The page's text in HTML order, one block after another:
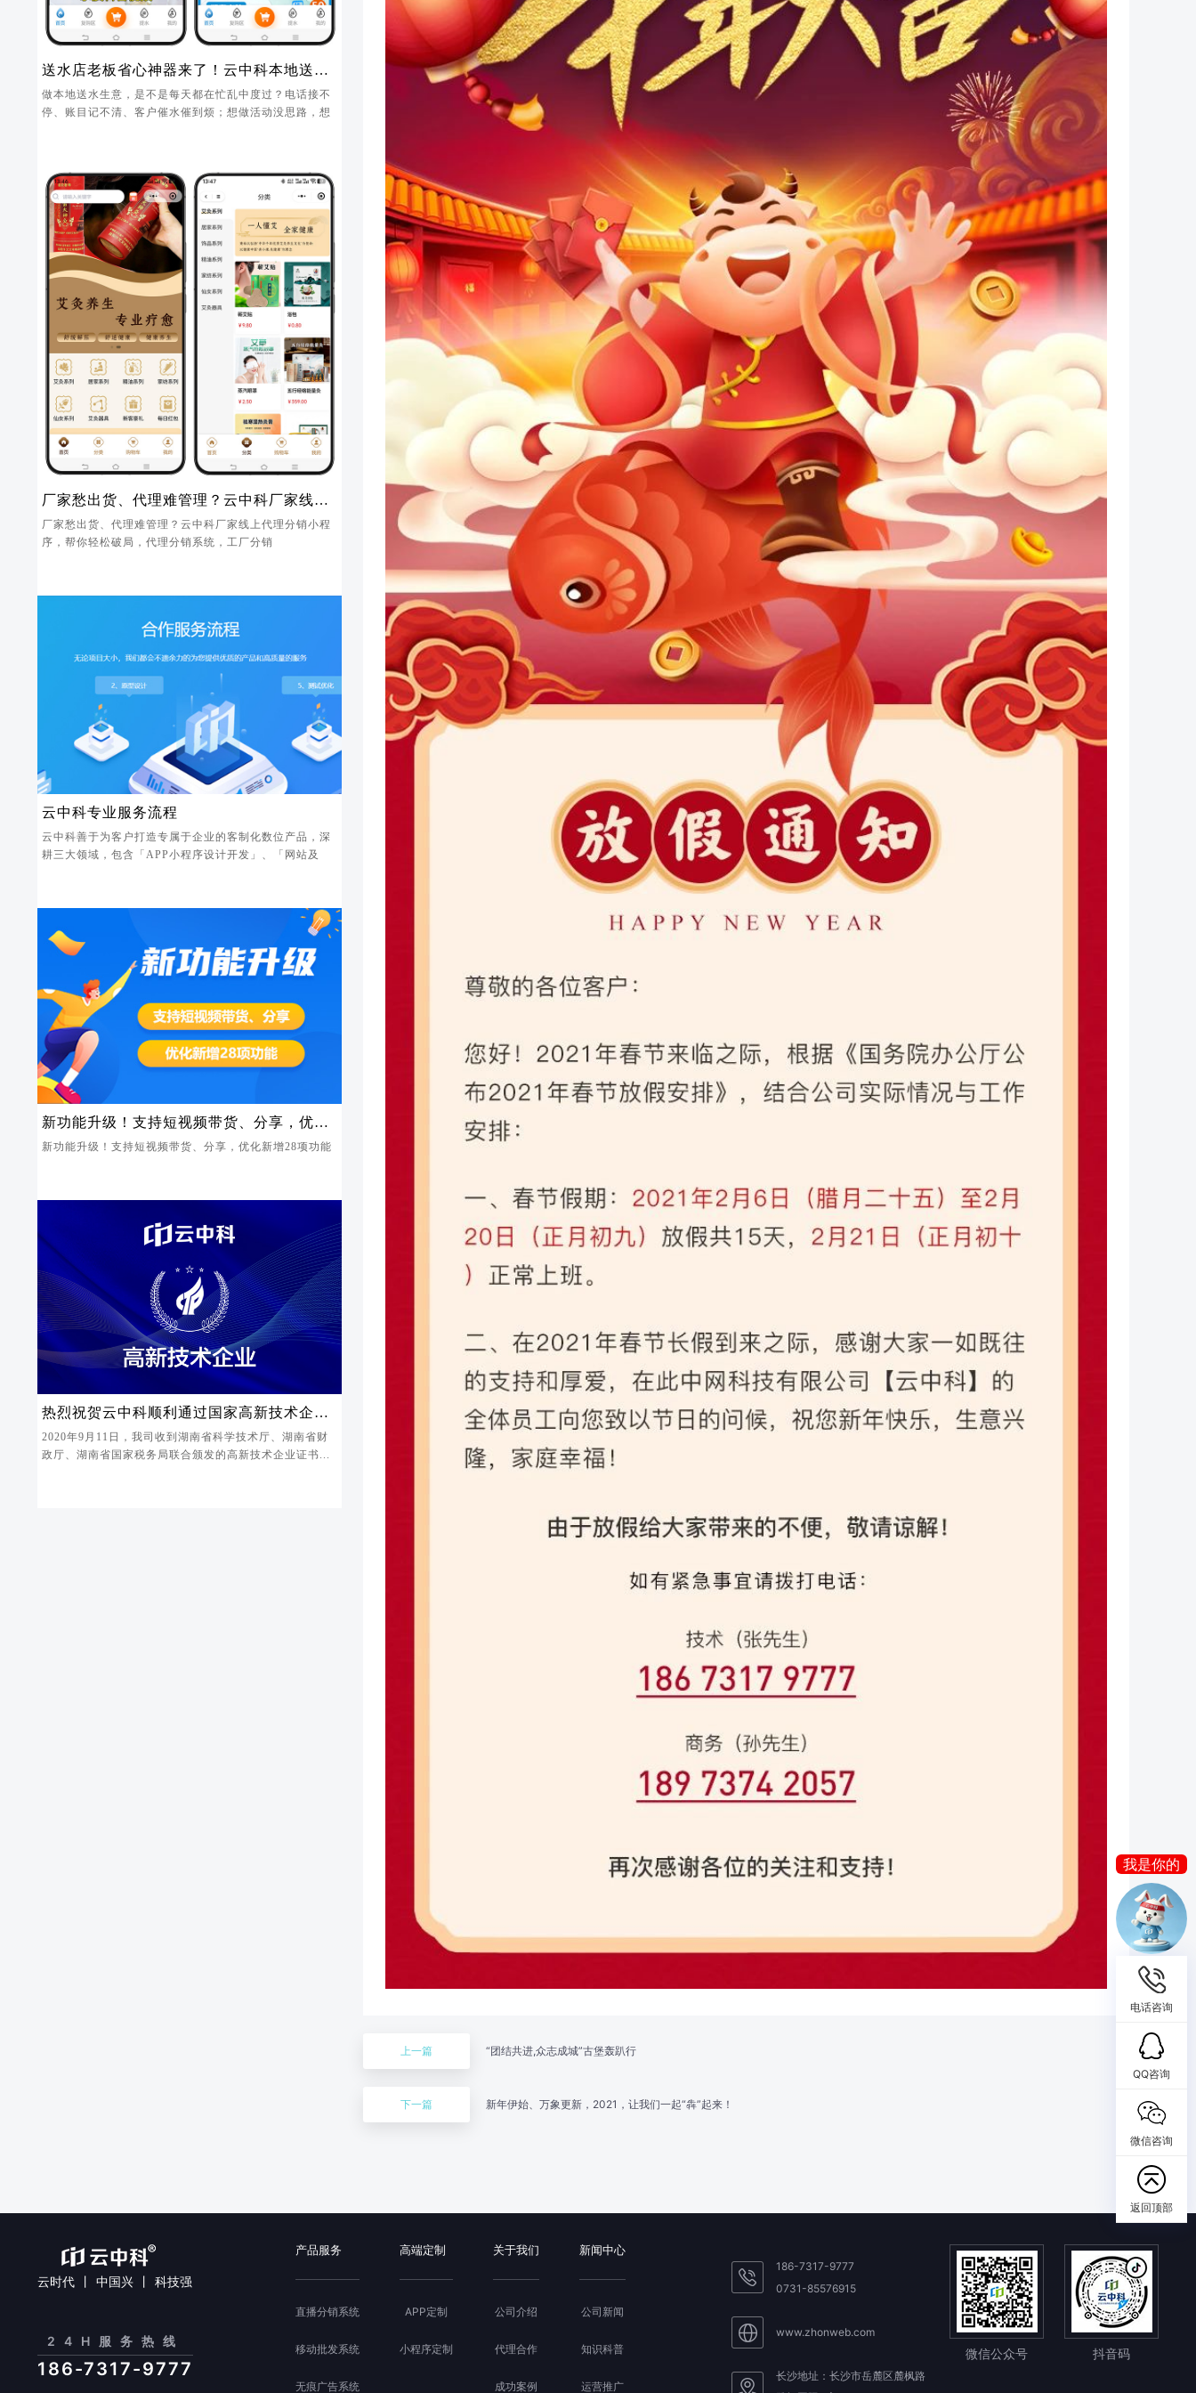
我是你的
AI 客服
晓云
我是你的
电话咨询
QQ咨询
微信咨询
返回顶部
送水店老板省心神器来了！云中科本地送水
小程序，管店、拉新、锁客一步到位
做本地送水生意，是不是每天都在忙乱中度过？电话接不
停、账目记不清、客户催水催到烦；想做活动没思路，想
厂家愁出货、代理难管理？云中科厂家线上
代理分销小程序，帮你轻松破局
厂家愁出货、代理难管理？云中科厂家线上代理分销小程
序，帮你轻松破局，代理分销系统，工厂分销
云中科专业服务流程
云中科善于为客户打造专属于企业的客制化数位产品，深
耕三大领域，包含「APP小程序设计开发」、「网站及
新功能升级！支持短视频带货、分享，优化
新增28项功能
新功能升级！支持短视频带货、分享，优化新增28项功能
热烈祝贺云中科顺利通过国家高新技术企业
认定
2020年9月11日，我司收到湖南省科学技术厅、湖南省财
政厅、湖南省国家税务局联合颁发的高新技术企业证书...
上一篇 “团结共进,众志成城”古堡轰趴行
下一篇 新年伊始、万象更新，2021，让我们一起“犇”起来！
云时代 丨 中国兴 丨 科技强
24H服务热线
186-7317-9777
产品服务
直播分销系统
移动批发系统
无痕广告系统
高端定制
APP定制
小程序定制
关于我们
公司介绍
代理合作
成功案例
新闻中心
公司新闻
知识科普
运营推广
186-7317-9777
0731-85576915
www.zhonweb.com
长沙地址：长沙市岳麓区麓枫路
微信公众号 抖音码